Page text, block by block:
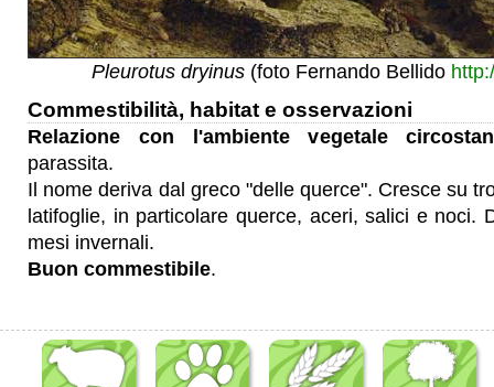
Pleurotus dryinus(foto Fernando Bellido
Commestibilità, habitat e osservazioni
Relazione con l'ambiente vegetale
parassita.
Il nome deriva dal greco "delle querce". Cresce su
latifoglie, in particolare querce, aceri, salici e noci.
mesi invernali.
Buon commestibile.